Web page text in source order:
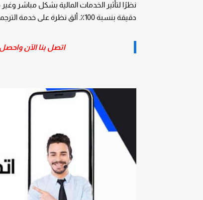
نظرًا لتأثير الخدمات المالية بشكل مباشر
دقيقة بنسبة 100٪. ألق نظرة على خدمة الترجمة المالية لدينا في امتياز؛ فهي
اتصل بنا الآن